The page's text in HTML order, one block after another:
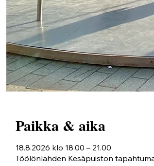
Paikka & aika
18.8.2026 klo 18.00 – 21.00
Töölönlahden Kesäpuiston